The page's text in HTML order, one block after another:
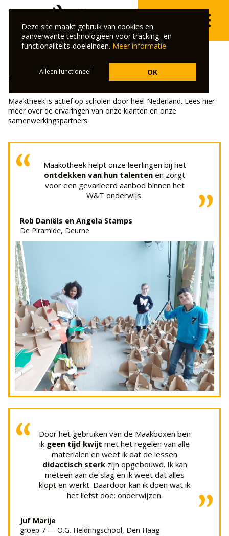
Onze klanten & partners
Maaktheek is actief op scholen door heel Nederland. Lees hier
meer over de ervaringen van onze klanten en onze
samenwerkingspartners.
“ Meester, nu weet ik niet meer of ik
filmregisseur, elektricien of piloot wil
worden,misschien moet ik maar
techniekleraar worden ”
Leerling van meester Niels
de Wegwijzer, Spijkenisse
“
Maakotheek helpt onze leerlingen bij het
ontdekken van hun talenten en zorgt
voor een gevarieerd aanbod binnen het
W&T onderwijs.
”
Rob Daniëls en Angela Stamps
De Piramide, Deurne
“
Door het gebruiken van de Maakboxen ben
ik geen tijd kwijt met het regelen van alle
materialen en weet ik dat de lessen
didactisch sterkzijn opgebouwd. Ik kan
meteen aan de slag en ik weet dat alles
klopt en werkt. Daardoor kan ik doen wat ik
het liefst doe: onderwijzen.
”
Juf Marije
groep 7 — O.G. Heldringschool, Den Haag
Deze site maakt gebruik van cookies en
aanverwante technologieën voor tracking- en
functionaliteits-doeleinden. Meer informatie
Alleen functioneel OK